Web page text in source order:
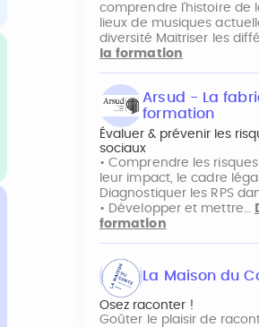
comprendre l’histoire de
lieux de musiques
diversité Maitriser les
la formation
Arsud - La
formation
Évaluer & prévenir les
sociaux
• Comprendre les
leur impact, le cadre
Diagnostiquer les RPS
• Développer et mettre…
formation
La Maison du
Osez raconter !
Goûter le plaisir de